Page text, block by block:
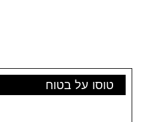
טוסו על בטוח